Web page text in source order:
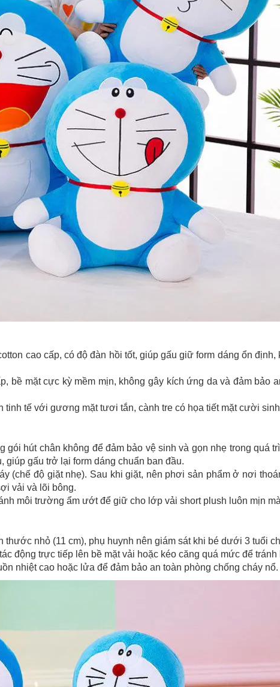
cao cấp, có độ đàn hồi tốt, giúp gấu giữ form dáng ổn
bề mặt cực kỳ mềm mịn, không gây kích ứng da và đảm bảo
tinh tế với gương mặt tươi tắn, cành tre có họa tiết mặt cười
gói hút chân không để đảm bảo vệ sinh và gọn nhẹ trong quá
giúp gấu trở lại form dáng chuẩn ban đầu.
(chế độ giặt nhẹ). Sau khi giặt, nên phơi sản phẩm ở nơi
vải và lõi bông.
môi trường ẩm ướt để giữ cho lớp vải short plush luôn mịn
nhỏ (11 cm), phụ huynh nên giám sát khi bé dưới 3 tuổi
động trực tiếp lên bề mặt vải hoặc kéo căng quá mức để
nhiệt cao hoặc lửa để đảm bảo an toàn phòng chống cháy nổ.